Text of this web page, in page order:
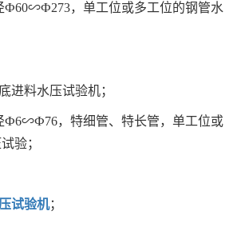
Ф60∽Ф273，单工位或多工位的钢管水
进料水压试验机；
Ф6∽Ф76，特细管、特长管，单工位或
验；
试验机；